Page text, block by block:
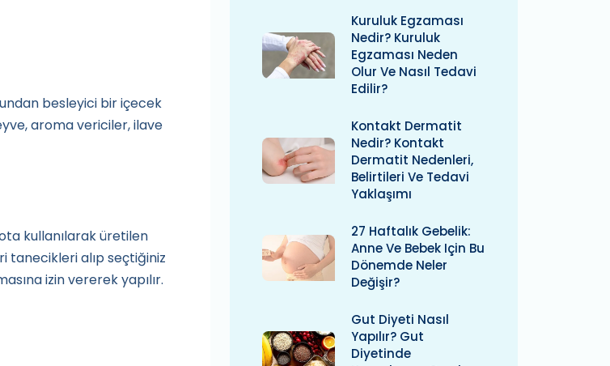
besleyici bir içecek
aroma vericiler, ilave
kullanılarak üretilen
tanecikleri alıp seçtiğiniz
izin vererek yapılır.
Kuruluk Egzaması
Nedir? Kuruluk
Egzaması Neden
Olur Ve Nasıl Tedavi
Edilir?
Kontakt Dermatit
Nedir? Kontakt
Dermatit Nedenleri,
Belirtileri Ve Tedavi
Yaklaşımı
27 Haftalık Gebelik:
Anne Ve Bebek Için Bu
Dönemde Neler
Değişir?
Gut Diyeti Nasıl
Yapılır? Gut
Diyetinde